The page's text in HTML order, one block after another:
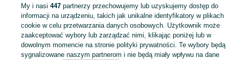
Strona główna Budowa i Remont Pozostałe Pozostałe - Łódzkie
- Radomsko
KATEGORIA
My i nasi447 partnerzy przechowujemy lub uzyskujemy dostęp do
informacji na urządzeniu, takich jak unikalne identyfikatory w plikach
cookie w celu przetwarzania danych osobowych. Użytkownik może
zaakceptować wybory lub zarządzać nimi, klikając poniżej lub w
dowolnym momencie na stronie polityki prywatności. Te wybory będą
sygnalizowane naszym partnerom i nie będą miały wpływu na dane